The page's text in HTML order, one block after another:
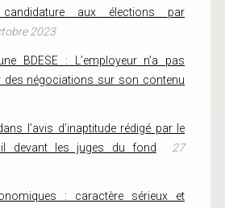
candidature aux élections par
2023
BDESE : L’employeur n’a pas
des négociations sur son contenu
l’avis d’inaptitude rédigé par le
devant les juges du fond
27
: caractère sérieux et